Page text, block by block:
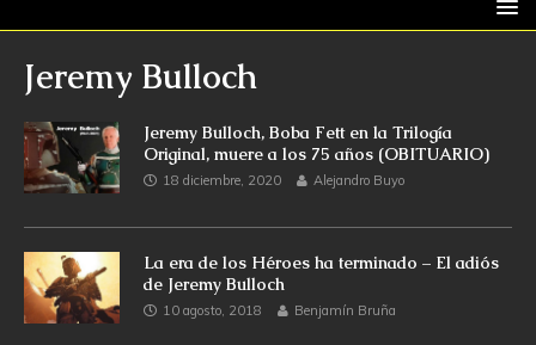
Jeremy Bulloch
Jeremy Bulloch, Boba Fett en la Trilogía
Original, muere a los 75 años (OBITUARIO)
18 diciembre, 2020 Alejandro Buyo
La era de los Héroes ha terminado – El adiós
de Jeremy Bulloch
10 agosto, 2018 Benjamín Bruña